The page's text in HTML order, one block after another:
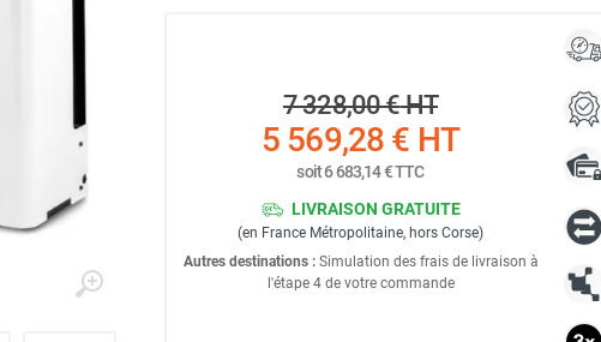
7 328,00 €HT
5 569,28 € HT
soit6 683,14 €TTC
LIVRAISON GRATUITE
(en France Métropolitaine, hors Corse)
Autres destinations :Simulation des frais de livraison à
l'étape 4 de votre commande